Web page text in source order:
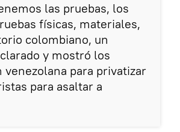
las pruebas, los
físicas, materiales,
colombiano, un
y mostró los
para privatizar
para asaltar a